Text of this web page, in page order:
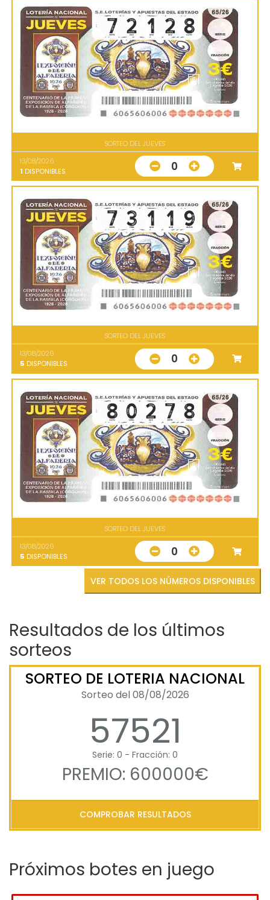
SORTEO DEL JUEVES
13/08/2026
1 DISPONIBLES 0
SORTEO DEL JUEVES
13/08/2026
5 DISPONIBLES 0
SORTEO DEL JUEVES
13/08/2026
5 DISPONIBLES 0
VER TODOS LOS NÚMEROS DISPONIBLES
Resultados de los últimos
sorteos
SORTEO DE LOTERIA NACIONAL
Sorteo del 08/08/2026
57521
Serie: 0 - Fracción: 0
PREMIO: 600000€
COMPROBAR RESULTADOS
Próximos botes en juego